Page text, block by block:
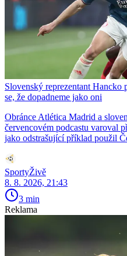
Slovenský reprezentant Hancko
se, že dopadneme jako oni
Obránce Atlética Madrid a
červencovém podcastu varoval
jako odstrašující příklad použil
SportyŽivě
8. 8. 2026, 21:43
3 min
Reklama